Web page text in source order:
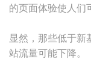
的页面体验使人们
显然，那些低于新
站流量可能下降。